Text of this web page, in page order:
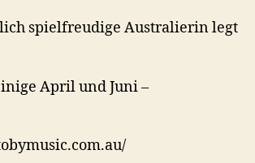
spielfreudige Australierin legt
April und Juni –